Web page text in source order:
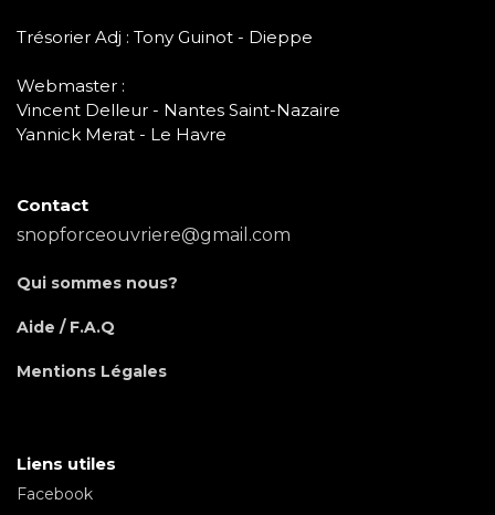
Trésorier Adj : Tony Guinot - Dieppe
Webmaster :
Vincent Delleur - Nantes Saint-Nazaire
Yannick Merat - Le Havre
Contact
snopforceouvriere@gmail.com
Qui sommes nous?
Aide / F.A.Q
Mentions Légales
Liens utiles
Facebook